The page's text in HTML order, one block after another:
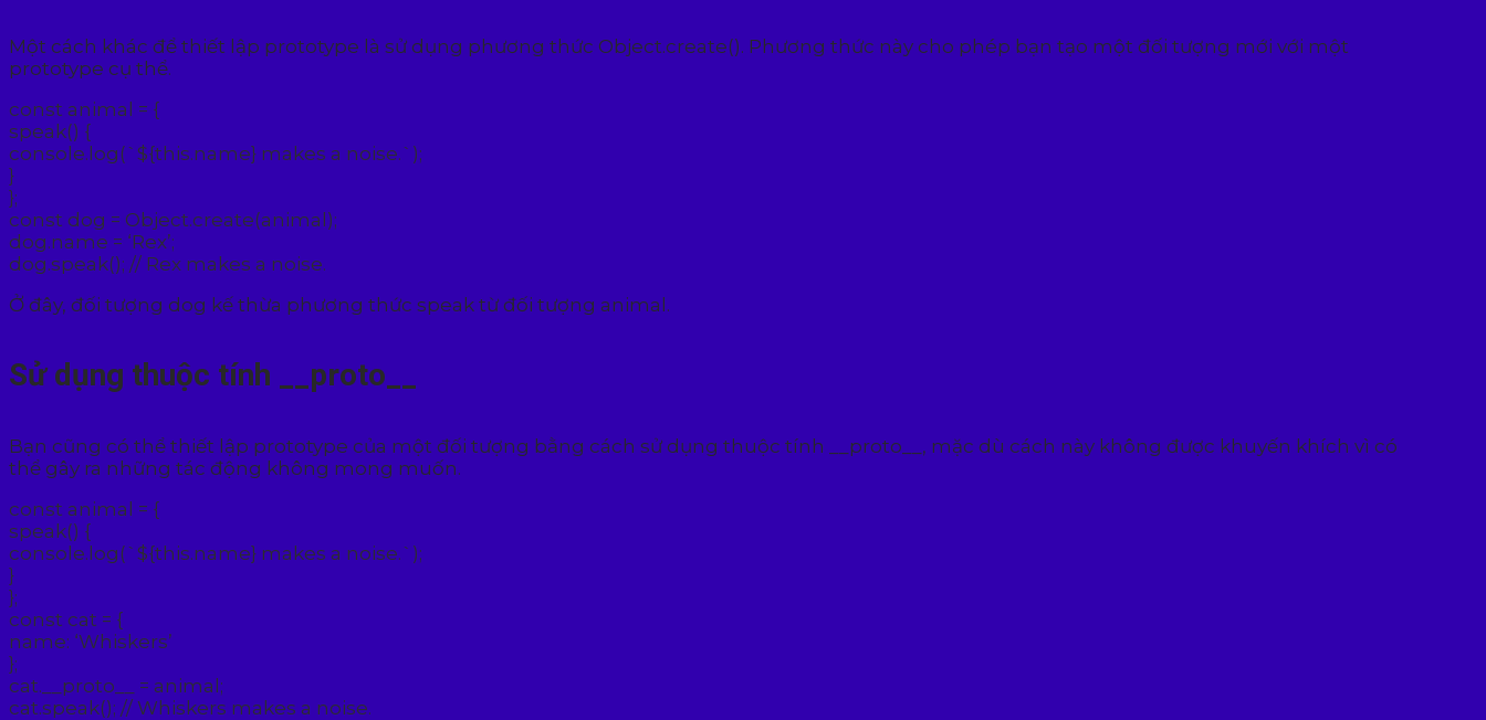
Một cách khác để thiết lập prototype là sử dụng phương thức Object.create(). Phương thức này cho phép bạn tạo một đối tượng mới với một
prototype cụ thể.
const animal = {
speak() {
console.log(`${this.name} makes a noise.`);
}
};
const dog = Object.create(animal);
dog.name = ‘Rex’;
dog.speak(); // Rex makes a noise.
Ở đây, đối tượng dog kế thừa phương thức speak từ đối tượng animal.
Sử dụng thuộc tính __proto__
Bạn cũng có thể thiết lập prototype của một đối tượng bằng cách sử dụng thuộc tính __proto__, mặc dù cách này không được khuyến khích vì có
thể gây ra những tác động không mong muốn.
const animal = {
speak() {
console.log(`${this.name} makes a noise.`);
}
};
const cat = {
name: ‘Whiskers’
};
cat.__proto__ = animal;
cat.speak(); // Whiskers makes a noise.